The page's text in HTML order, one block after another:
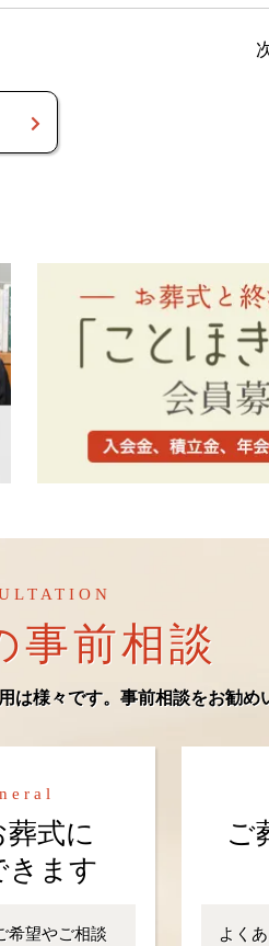
事前相談
は様々です。事前相談をお勧め
式に
きます
希望やご相談
ご
よく